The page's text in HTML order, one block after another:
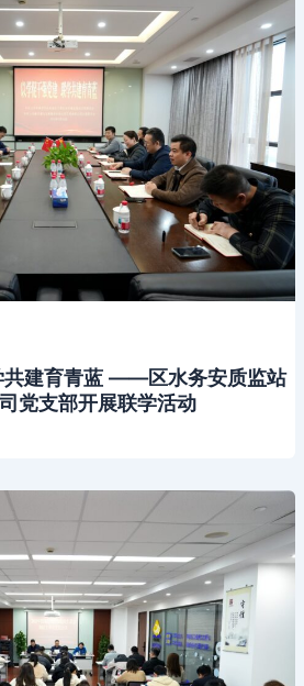
共建育青蓝 ——区水务安质监站
党支部开展联学活动